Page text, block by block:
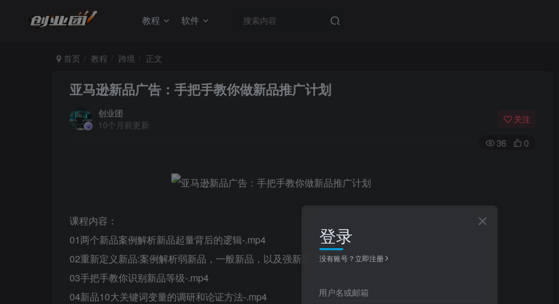
教程 软件
首页 教程 跨境 正文
亚马逊新品广告：手把手教你做新品推广计划
创业团
10个月前更新
关注
36 0
课程内容：
01两个新品案例解析新品起量背后的逻辑-.mp4
02重新定义新品:案例解析弱新品，一般新品，以及强新品-.mp4
03手把手教你识别新品等级-.mp4
04新品10大关键词变量的调研和论证方法-.mp4
登录
没有账号？立即注册
用户名或邮箱